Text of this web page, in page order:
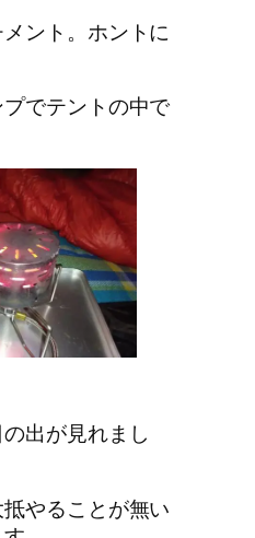
ント。ホントに
でテントの中で
出が見れまし
やることが無い